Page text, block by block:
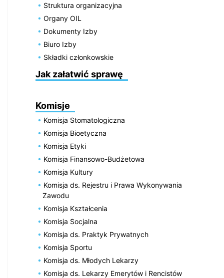
Struktura organizacyjna
Organy OIL
Dokumenty Izby
Biuro Izby
Składki członkowskie
Jak załatwić sprawę
Komisje
Komisja Stomatologiczna
Komisja Bioetyczna
Komisja Etyki
Komisja Finansowo-Budżetowa
Komisja Kultury
Komisja ds. Rejestru i Prawa Wykonywania
Zawodu
Komisja Kształcenia
Komisja Socjalna
Komisja ds. Praktyk Prywatnych
Komisja Sportu
Komisja ds. Młodych Lekarzy
Komisja ds. Lekarzy Emerytów i Rencistów